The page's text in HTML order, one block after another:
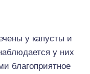
у капусты и
у них
благоприятное